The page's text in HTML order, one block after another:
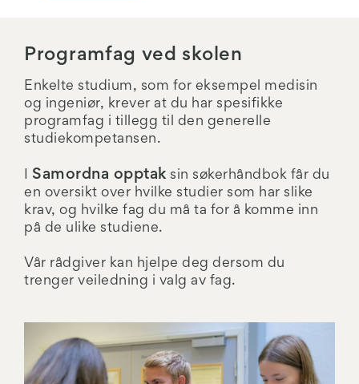
Programfag ved skolen
Enkelte studium, som for eksempel medisin
og ingeniør, krever at du har spesifikke
programfag i tillegg til den generelle
studiekompetansen.
Samordna opptaksin søkerhåndbok får du
en oversikt over hvilke studier som har slike
krav, og hvilke fag du må ta for å komme inn
på de ulike studiene.
Vår rådgiver kan hjelpe deg dersom du
trenger veiledning i valg av fag.